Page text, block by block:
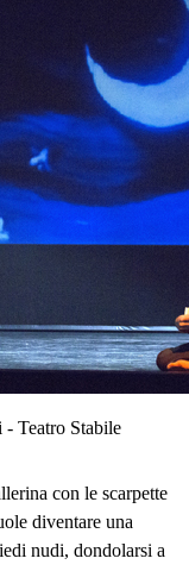
- Teatro Stabile
con le scarpette
diventare una
nudi, dondolarsi a